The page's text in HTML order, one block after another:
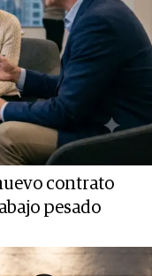
contrato
pesado